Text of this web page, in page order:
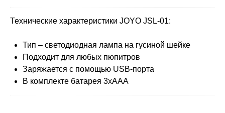
Технические характеристики JOYO JSL-01:
Тип – светодиодная лампа на гусиной шейке
Подходит для любых пюпитров
Заряжается с помощью USB-порта
В комплекте батарея 3хAAA